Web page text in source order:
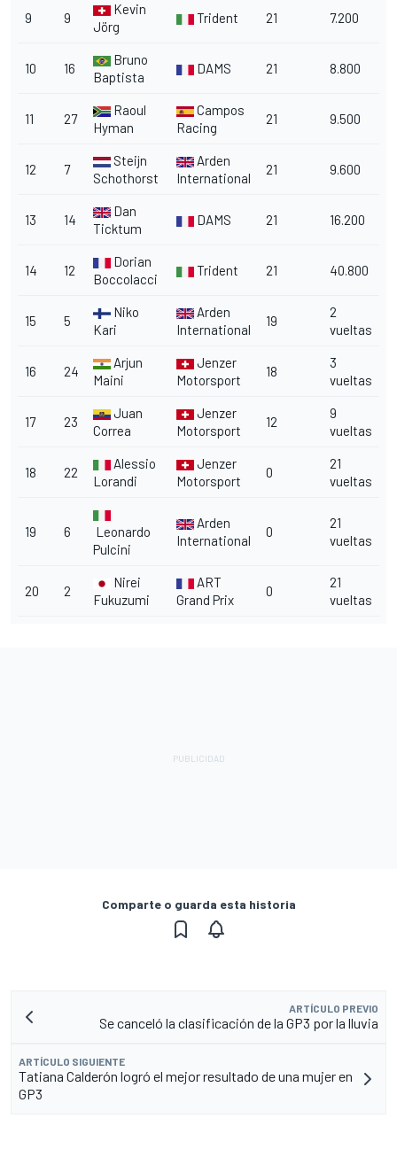
9 9
Kevin
Jörg
Trident 21 7.200
10 16
Bruno
Baptista
DAMS 21 8.800
11 27
Raoul
Hyman
Campos
Racing
21 9.500
12 7
Steijn
Schothorst
Arden
International
21 9.600
13 14
Dan
Ticktum
DAMS 21 16.200
14 12
Dorian
Boccolacci
Trident 21 40.800
15 5
Niko
Kari
Arden
International
19
2
vueltas
16 24
Arjun
Maini
Jenzer
Motorsport
18
3
vueltas
17 23
Juan
Correa
Jenzer
Motorsport
12
9
vueltas
18 22
Alessio
Lorandi
Jenzer
Motorsport
0
21
vueltas
19 6
Leonardo
Pulcini
Arden
International
0
21
vueltas
20 2
Nirei
Fukuzumi
ART
Grand Prix
0
21
vueltas
Comparte o guarda esta historia
ARTÍCULO PREVIO
Se canceló la clasificación de la GP3 por la lluvia
ARTÍCULO SIGUIENTE
Tatiana Calderón logró el mejor resultado de una mujer en
GP3